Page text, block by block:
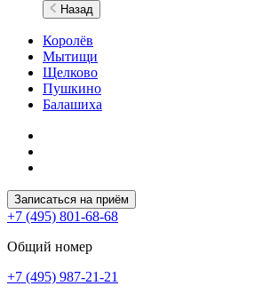
Назад
Королёв
Мытищи
Щелково
Пушкино
Балашиха
Записаться на приём
+7 (495) 801-68-68
Общий номер
+7 (495) 987-21-21